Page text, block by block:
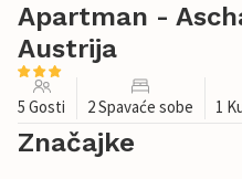
Apartman -
Austrija
5 Gosti 2 Spavaće sobe 1
Značajke